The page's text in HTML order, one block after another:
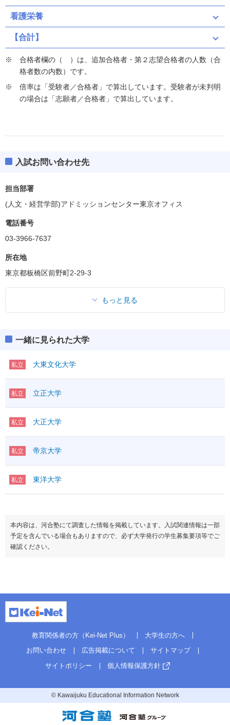
看護栄養
【合計】
合格者欄の（ ）は、追加合格者・第２志望合格者の人数（合
格者数の内数）です。
倍率は「受験者／合格者」で算出しています。受験者が未判明
の場合は「志願者／合格者」で算出しています。
入試お問い合わせ先
担当部署
(人文・経営学部)アドミッションセンター東京オフィス
電話番号
03-3966-7637
所在地
東京都板橋区前野町2-29-3
もっと見る
一緒に見られた大学
私立 大東文化大学
私立 立正大学
私立 大正大学
私立 帝京大学
私立 東洋大学
本内容は、河合塾にて調査した情報を掲載しています。入試関連情報は一部
予定を含んでいる場合もありますので、必ず大学発行の学生募集要項等でご
確認ください。
教育関係者の方（Kei-Net Plus）
大学生の方へ
お問い合わせ
広告掲載について
サイトマップ
サイトポリシー
個人情報保護方針
© Kawaijuku Educational Information Network